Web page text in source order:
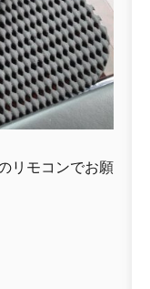
リモコンでお願